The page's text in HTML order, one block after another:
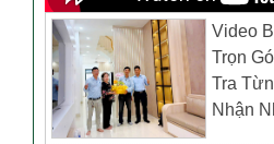
Video
Trọn
Tra
Nhận